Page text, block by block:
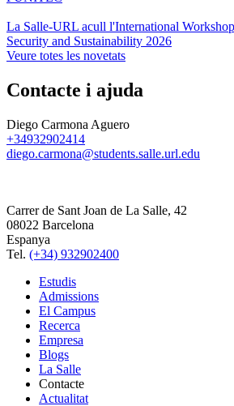
La Salle-URL acull l'International
Security and Sustainability 2026
Veure totes les novetats
Contacte i ajuda
Diego Carmona Aguero
+34932902414
diego.carmona@students.salle.url.edu
Carrer de Sant Joan de La Salle, 42
08022 Barcelona
Espanya
Tel. (+34) 932902400
Estudis
Admissions
El Campus
Recerca
Empresa
Blogs
La Salle
Contacte
Actualitat